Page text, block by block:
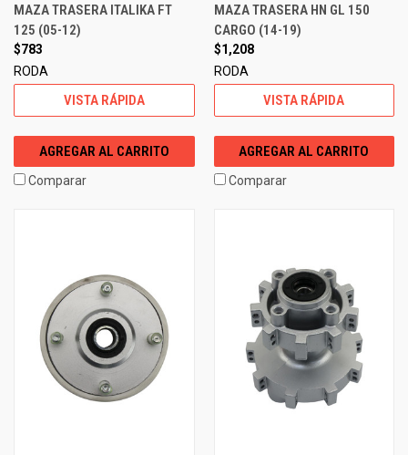
MAZA TRASERA ITALIKA FT
125 (05-12)
$783
RODA
VISTA RÁPIDA
AGREGAR AL CARRITO
Comparar
MAZA TRASERA HN GL 150
CARGO (14-19)
$1,208
RODA
VISTA RÁPIDA
AGREGAR AL CARRITO
Comparar